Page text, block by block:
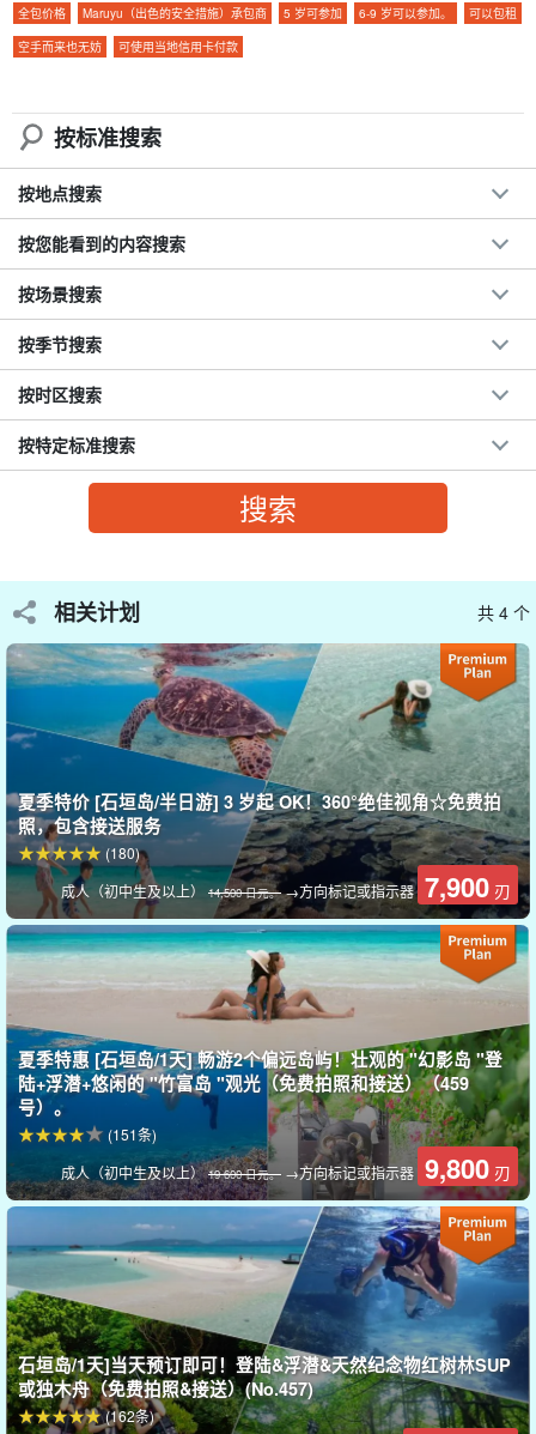
◆包含免费照片数据
包括免费租用的旅游装备
参与日期。前一天 18:00 前取消无需付费
幻影岛（滨岛）。
魅影岛（Hamashima）是一个无人居住的沙岛，在清澈碧绿的海水
大或变小。登岛后，请尽情拍照留念！
石溪泻湖（由石灰岩火山喷发形成的泻湖）
石垣岛和幻影岛附近的海域以美丽的珊瑚景点而闻名，其中包括日
本最大的珊瑚礁之一，被称为 "石西海岸"。
在清澈见底的海水中畅游，欣赏色彩斑斓的珊瑚和可爱的鱼儿！
全包价格
Maruyu（出色的安全措施）承包商 5 岁可参加 6-9 岁可以参加。
可以包租
空手而来也无妨
可使用当地信用卡付款
按标准搜索
按地点搜索
按您能看到的内容搜索
按场景搜索
按季节搜索
按时区搜索
按特定标准搜索
相关计划 共 4 个
夏季特价 [石垣岛/半日游] 3 岁起 OK！360°绝佳视角☆免费拍
照，包含接送服务
成人（初中生及以上）14,500 日元。→方向标记或指示器 7,900 刃
(180)
夏季特惠 [石垣岛/1天] 畅游2个偏远岛屿！壮观的 "幻影岛 "登
陆+浮潜+悠闲的 "竹富岛 "观光（免费拍照和接送）（459
号）。
成人（初中生及以上）19 600 日元。 →方向标记或指示器 9,800 刃
(151条)
石垣岛/1天]当天预订即可！登陆&浮潜&天然纪念物红树林SUP
或独木舟（免费拍照&接送）(No.457)
(162条)